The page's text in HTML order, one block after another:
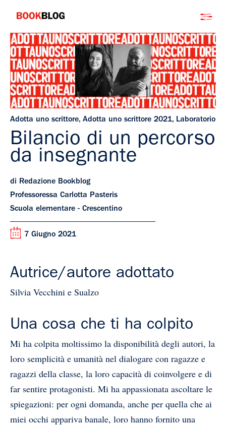
contenuto
Bookblog
Adotta uno scrittore, Adotta uno scrittore 2021, Laboratorio
Bilancio di un percorso
da insegnante
di Redazione Bookblog
Professoressa Carlotta Pasteris
Scuola elementare - Crescentino
7 Giugno 2021
Autrice/autore adottato
Silvia Vecchini e Sualzo
Una cosa che ti ha colpito
Mi ha colpita moltissimo la disponibilità degli autori, la
loro semplicità e umanità nel dialogare con ragazze e
ragazzi della classe, la loro capacità di coinvolgere e di
far sentire protagonisti. Mi ha appassionata ascoltare le
spiegazioni: per ogni domanda, anche per quella che ai
miei occhi appariva banale, loro hanno fornito una